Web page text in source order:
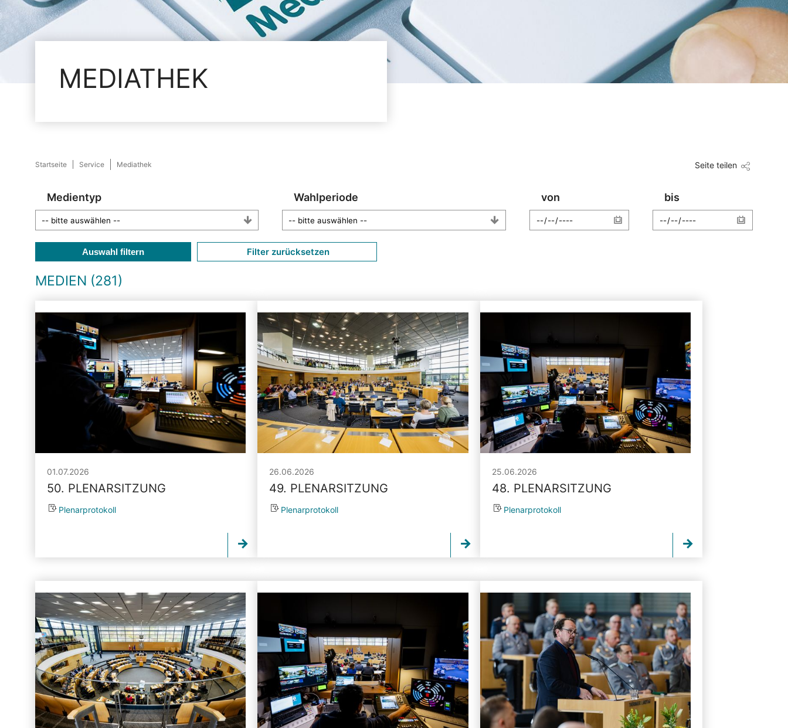
MEDIATHEK
Startseite Service Mediathek Seite teilen
Medientyp Wahlperiode von bis
Auswahl filtern Filter zurücksetzen
MEDIEN (281)
01.07.2026
50. PLENARSITZUNG
Plenarprotokoll
26.06.2026
49. PLENARSITZUNG
Plenarprotokoll
25.06.2026
48. PLENARSITZUNG
Plenarprotokoll